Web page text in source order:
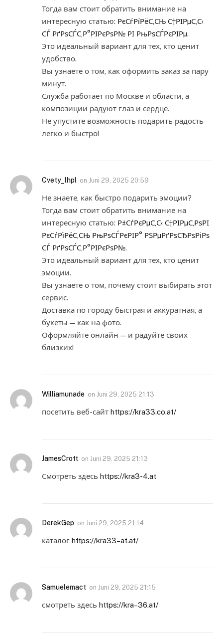
Тогда вам стоит обратить внимание на
интересную статью: РєСѓРїРёС‚СЊ С†РІРµС‚С‹
СЃ РґРѕСЃС‚Р°РІРєРѕР№ РІ РњРѕСЃРєРІРµ.
Это идеальный вариант для тех, кто ценит
удобство.
Вы узнаете о том, как оформить заказ за пару
минут.
Служба работает по Москве и области, а
композиции радуют глаз и сердце.
Не упустите возможность подарить радость
легко и быстро!
Cvety_lhpl on Juni 29, 2025 20:59
Не знаете, как быстро подарить эмоции?
Тогда вам стоит обратить внимание на
интересную статью: Р±СѓРєРµС‚С‹ С†РІРµС‚РѕРІ
РєСѓРїРёС‚СЊ РњРѕСЃРєРІР° РЅРµРґРѕСЂРѕРіРѕ
СЃ РґРѕСЃС‚Р°РІРєРѕР№.
Это идеальный вариант для тех, кто ценит
эмоции.
Вы узнаете о том, почему стоит выбирать этот
сервис.
Доставка по городу быстрая и аккуратная, а
букеты — как на фото.
Оформляйте онлайн — и радуйте своих
близких!
Williamunade on Juni 29, 2025 21:13
посетить веб-сайт https://kra33.co.at/
JamesCrott on Juni 29, 2025 21:13
Смотреть здесь https://kra3-4.at
DerekGep on Juni 29, 2025 21:14
каталог https://kra33–at.at/
Samuelemact on Juni 29, 2025 21:15
смотреть здесь https://kra–36.at/